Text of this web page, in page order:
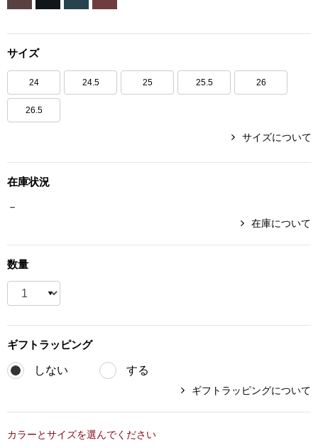
ランド
集
デニム
その他
ルーム･アン
その他
サイズ
24 24.5 25 25.5 26
26.5
サイズについて
在庫状況
－
在庫について
数量
ギフト ラッピング
しない する
ギフトラッピングについて
カラーとサイズを選んでください